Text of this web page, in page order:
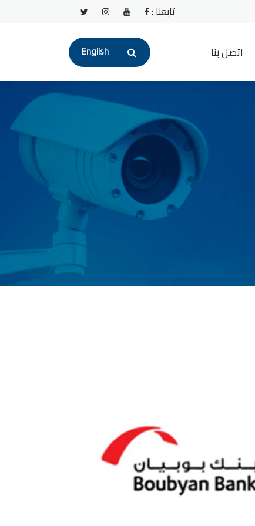
تابعنا :
اتصل بنا English